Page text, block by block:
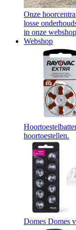
Onze
losse
in onze
Webshop
hoortoestellen.
Domes Domes